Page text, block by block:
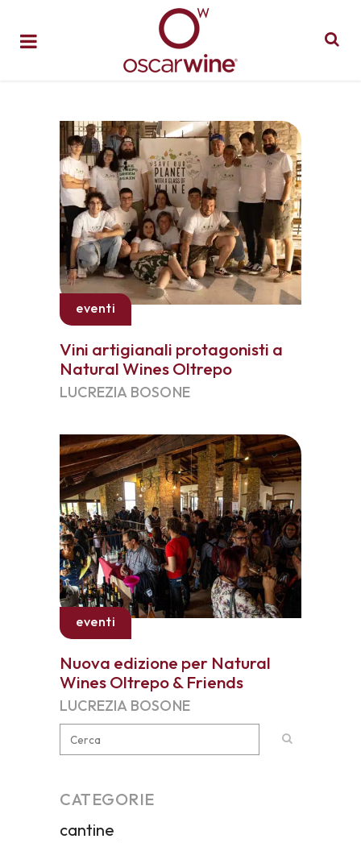
eventi
Vini artigianali protagonisti a
Natural Wines Oltrepo
LUCREZIA BOSONE
eventi
Nuova edizione per Natural
Wines Oltrepo & Friends
LUCREZIA BOSONE
CATEGORIE
cantine